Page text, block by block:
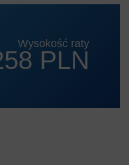
Wysokość raty
PLN